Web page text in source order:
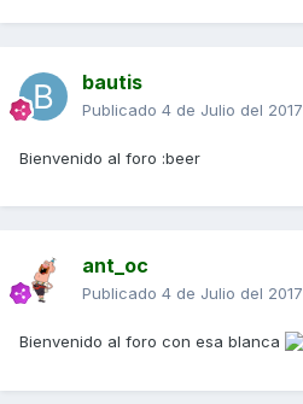
bautis
Publicado 4 de Julio del 2017
Bienvenido al foro :beer
ant_oc
Publicado 4 de Julio del 2017
Bienvenido al foro con esa blanca